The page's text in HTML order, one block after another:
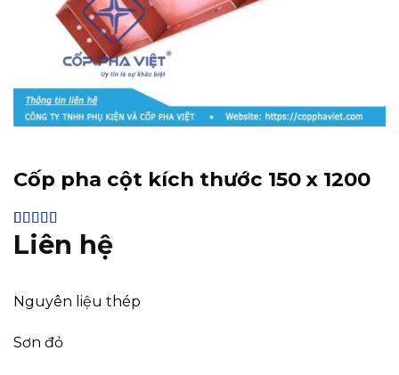
Cốp pha cột kích thước 150 x 1200
4.83 trên 5
dựa trên
6
Liên hệ
Nguyên liệu thép
Sơn đỏ